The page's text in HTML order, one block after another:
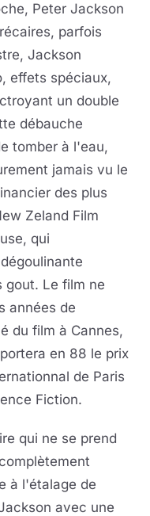
Peter Jackson
parfois
Jackson
effets spéciaux,
un double
débauche
tomber à l'eau,
jamais vu le
des plus
Zeland Film
qui
gout. Le film ne
années de
du film à Cannes,
en 88 le prix
de Paris
Fiction.
qui ne se prend
à l'étalage de
avec une